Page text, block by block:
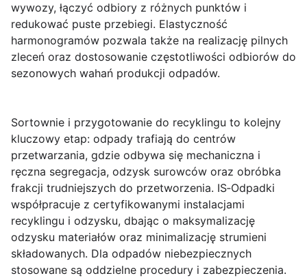
wywozy, łączyć odbiory z różnych punktów i
redukować puste przebiegi. Elastyczność
harmonogramów pozwala także na realizację pilnych
zleceń oraz dostosowanie częstotliwości odbiorów do
sezonowych wahań produkcji odpadów.
Sortownie i przygotowanie do recyklingu to kolejny
kluczowy etap: odpady trafiają do centrów
przetwarzania, gdzie odbywa się mechaniczna i
ręczna segregacja, odzysk surowców oraz obróbka
frakcji trudniejszych do przetworzenia. IS‑Odpadki
współpracuje z certyfikowanymi instalacjami
recyklingu i odzysku, dbając o maksymalizację
odzysku materiałów oraz minimalizację strumieni
składowanych. Dla odpadów niebezpiecznych
stosowane są oddzielne procedury i zabezpieczenia.